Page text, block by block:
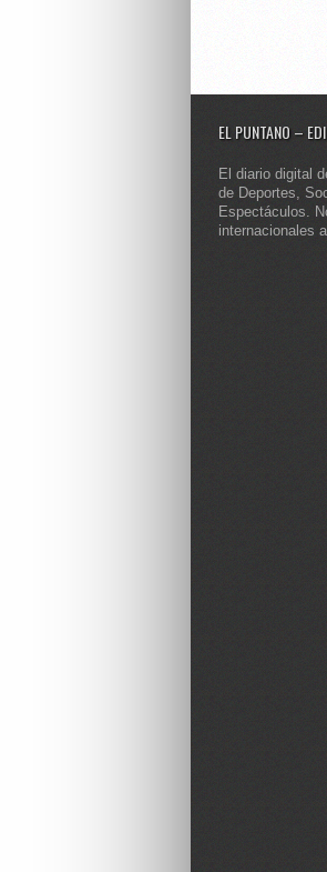
EL PUNTANO –
El diario digital
de Deportes,
Espectáculos.
internacionales